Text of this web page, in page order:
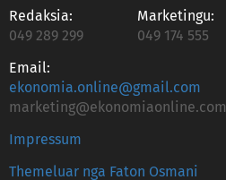
Redaksia:
049 289 299
Marketingu:
049 174 555
Email:
ekonomia.online@gmail.com
marketing@ekonomiaonline.com
Impressum
Themeluar nga Faton Osmani